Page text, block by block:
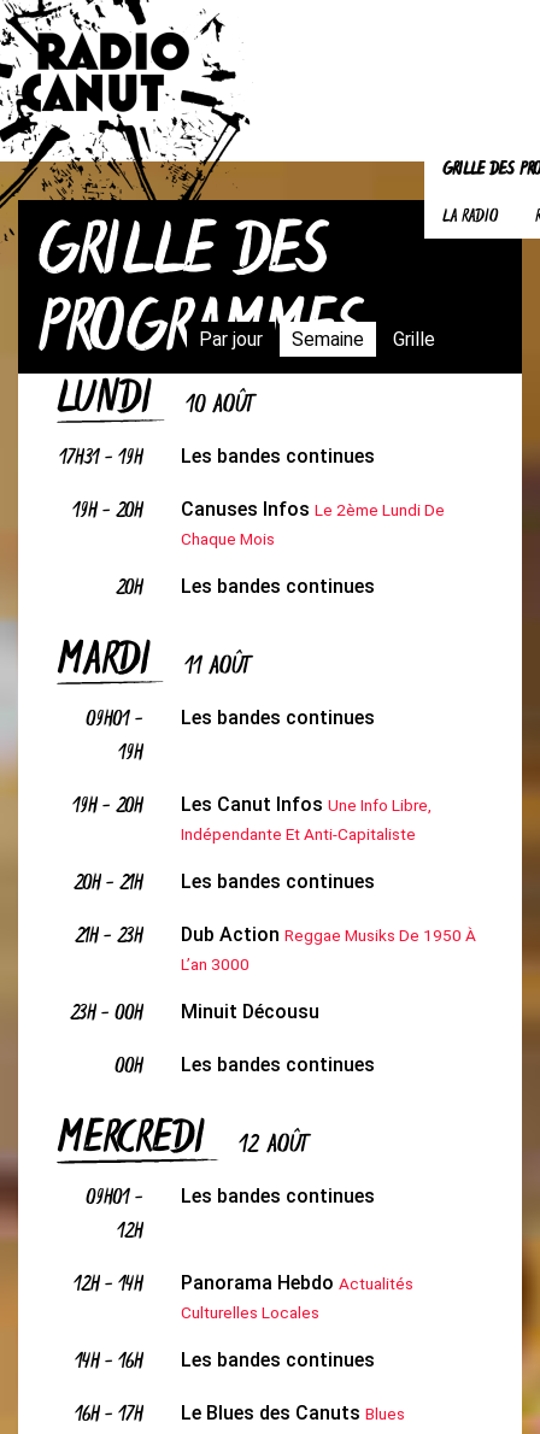
GRILLE DES
LA RADIO
GRILLE DES
PROGRAMMES
Par jour Semaine Grille
LUNDI 10 AOÛT
17H31-19H Les bandes continues
19H-20H Canuses Infos Le 2ème Lundi De
Chaque Mois
20H Les bandes continues
MARDI 11 AOÛT
09H01-
19H
Les bandes continues
19H-20H Les Canut Infos Une Info Libre,
Indépendante Et Anti-Capitaliste
20H-21H Les bandes continues
21H-23H Dub Action Reggae Musiks De 1950 À
L’an 3000
23H-00H Minuit Décousu
00H Les bandes continues
MERCREDI 12 AOÛT
09H01-
12H
Les bandes continues
12H-14H Panorama Hebdo Actualités
Culturelles Locales
14H-16H Les bandes continues
16H-17H Le Blues des Canuts Blues